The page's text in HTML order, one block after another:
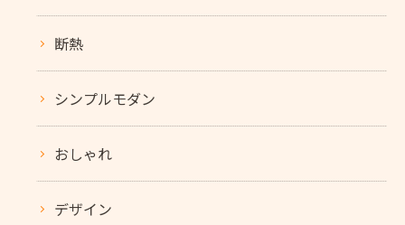
断熱
シンプルモダン
おしゃれ
デザイン